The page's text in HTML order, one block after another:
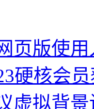
页版使
硬核会
虚拟背景